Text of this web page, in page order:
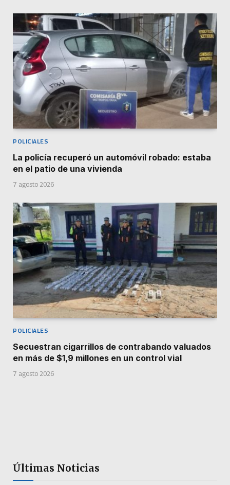
POLICIALES
La policía recuperó un automóvil robado: estaba
en el patio de una vivienda
7 agosto 2026
POLICIALES
Secuestran cigarrillos de contrabando valuados
en más de $1,9 millones en un control vial
7 agosto 2026
Últimas Noticias